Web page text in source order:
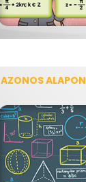
AZONOS ALAPON